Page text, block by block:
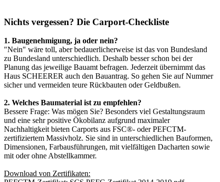
Nichts vergessen? Die Carport-Checkliste
1. Baugenehmigung, ja oder nein?
"Nein" wäre toll, aber bedauerlicherweise ist das von Bundesland
zu Bundesland unterschiedlich. Deshalb besser schon bei der
Planung das jeweilige Bauamt befragen. Jederzeit übernimmt das
Haus SCHEERER auch den Bauantrag. So gehen Sie auf Nummer
sicher und vermeiden teure Rückbauten oder Geldbußen.
2. Welches Baumaterial ist zu empfehlen?
Bessere Frage: Was mögen Sie? Besonders viel Gestaltungsraum
und eine sehr positive Ökobilanz aufgrund maximaler
Nachhaltigkeit bieten Carports aus FSC®- oder PEFCTM-
zertifiziertem Massivholz. Sie sind in unterschiedlichen Bauformen,
Dimensionen, Farbausführungen, mit vielfältigen Dacharten sowie
mit oder ohne Abstellkammer.
Download von Zertifikaten: